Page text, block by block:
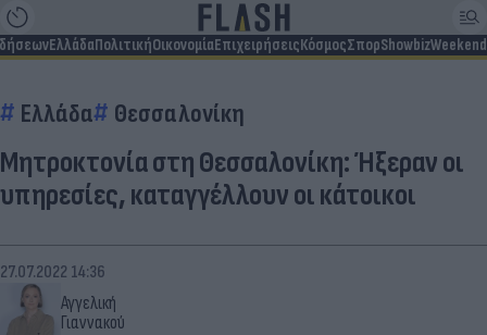
ΕλλάδαΠολιτικήΟικονομίαΕπιχειρήσειςΚόσμοςΣπορShowbizWeekend
Ελλάδα Θεσσαλονίκη
Μητροκτονία στη Θεσσαλονίκη: Ήξεραν οι
υπηρεσίες, καταγγέλλουν οι κάτοικοι
Αγγελική
Γιαννακού
27.07.2022 14:36